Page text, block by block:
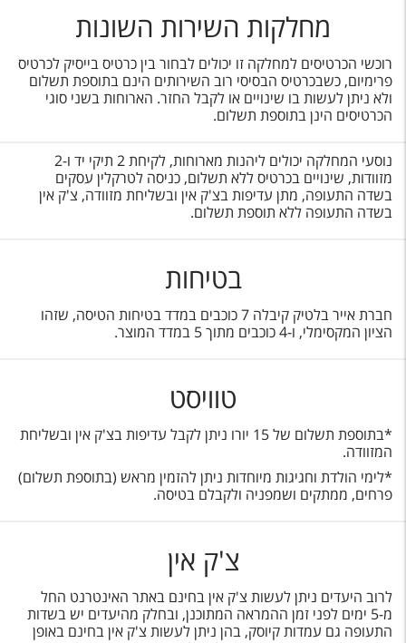
מחלקות השירות השונות
רוכשי הכרטיסים למחלקה זו יכולים לבחור בין כרטיס בייסיק לכרטיס
פרימיום, כשבכרטיס הבסיסי רוב השירותים הינם בתוספת תשלום
ולא ניתן לעשות בו שינויים או לקבל החזר. הארוחות בשני סוגי
הכרטיסים הינן בתוספת תשלום.
נוסעי המחלקה יכולים ליהנות מארוחות, לקיחת 2 תיקי יד ו-2
מזוודות, שינויים בכרטיס ללא תשלום, כניסה לטרקלין עסקים
בשדה התעופה, מתן עדיפות בצ'ק אין ובשליחת מזוודה, צ'ק אין
בשדה התעופה ללא תוספת תשלום.
בטיחות
חברת אייר בלטיק קיבלה 7 כוכבים במדד בטיחות הטיסה, שזהו
הציון המקסימלי, ו-4 כוכבים מתוך 5 במדד המוצר.
טוויסט
*בתוספת תשלום של 15 יורו ניתן לקבל עדיפות בצ'ק אין ובשליחת
המזוודה.
*לימי הולדת וחגיגות מיוחדות ניתן להזמין מראש (בתוספת תשלום)
פרחים, ממתקים ושמפניה ולקבלם בטיסה.
צ'ק אין
לרוב היעדים ניתן לעשות צ'ק אין בחינם באתר האינטרנט החל
מ-5 ימים לפני זמן ההמראה המתוכנן, ובחלק מהיעדים יש בשדות
התעופה גם עמדות קיוסק, בהן ניתן לעשות צ'ק אין בחינם באופן